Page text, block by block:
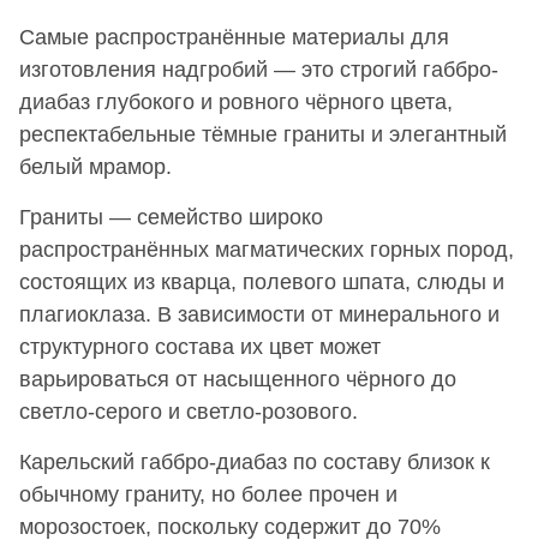
Самые распространённые материалы для
изготовления надгробий — это строгий габбро-
диабаз глубокого и ровного чёрного цвета,
респектабельные тёмные граниты и элегантный
белый мрамор.
Граниты — семейство широко
распространённых магматических горных пород,
состоящих из кварца, полевого шпата, слюды и
плагиоклаза. В зависимости от минерального и
структурного состава их цвет может
варьироваться от насыщенного чёрного до
светло-серого и светло-розового.
Карельский габбро-диабаз по составу близок к
обычному граниту, но более прочен и
морозостоек, поскольку содержит до 70%